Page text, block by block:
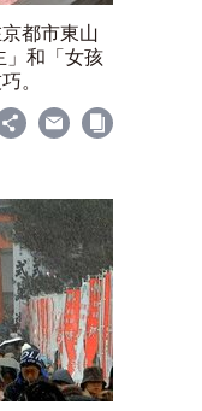
都市東山
」和「女孩
。